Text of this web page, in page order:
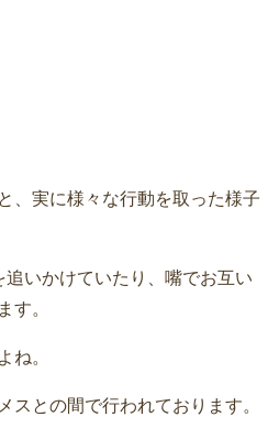
、実に様々な行動を取った様子
いかけていたり、嘴でお互い
す。
ね。
スとの間で行われております。